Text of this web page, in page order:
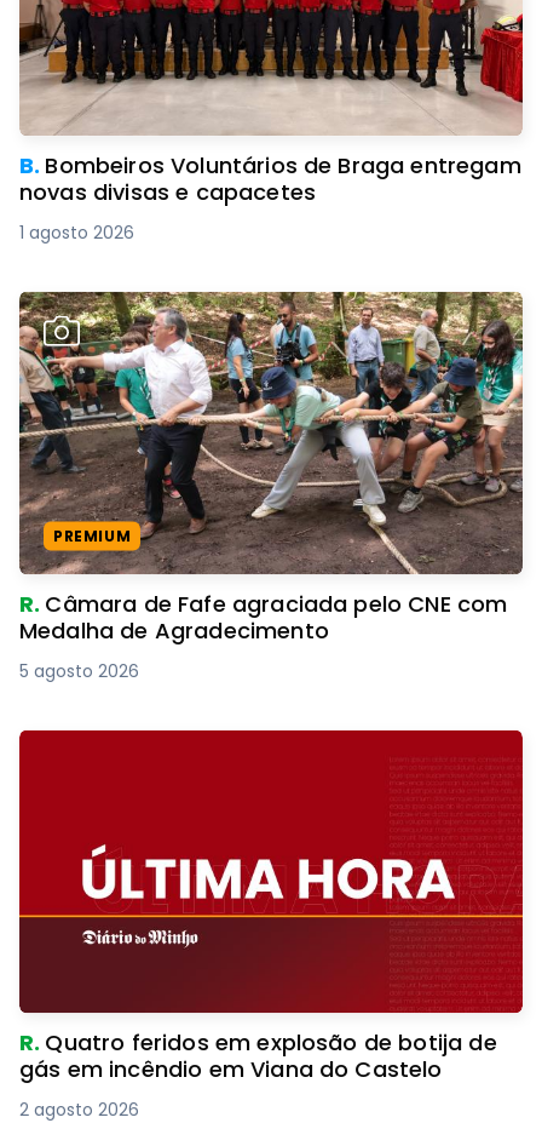
B. Bombeiros Voluntários de Braga entregam
novas divisas e capacetes
1 agosto 2026
PREMIUM
R. Câmara de Fafe agraciada pelo CNE com
Medalha de Agradecimento
5 agosto 2026
R. Quatro feridos em explosão de botija de
gás em incêndio em Viana do Castelo
2 agosto 2026